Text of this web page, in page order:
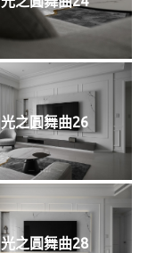
光之圓舞曲26
光之圓舞曲28